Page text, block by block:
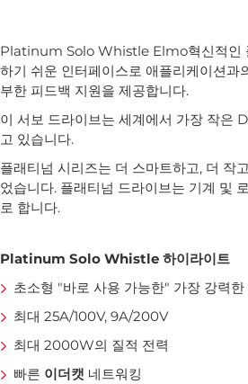
Platinum Solo Whistle Elmo혁신적인
하기 쉬운 인터페이스로 애플리케이션
부한 피드백 지원을 제공합니다.
이 서보 드라이브는 세계에서 가장 작은
고 있습니다.
플래티넘 시리즈는 더 스마트하고, 더 작
었습니다. 플래티넘 드라이브는 기계 및
로 합니다.
Platinum Solo Whistle 하이라이트
초소형 "바로 사용 가능한" 가장 강력
최대 25A/100V, 9A/200V
최대 2000W의 질적 전력
빠른 이더캣 네트워킹